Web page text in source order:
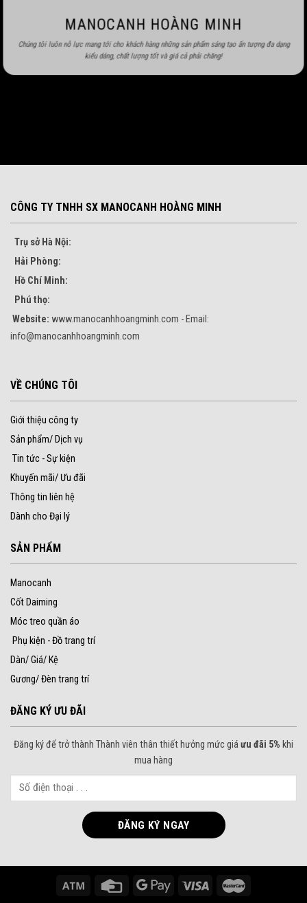
MANOCANH HOÀNG MINH
Chúng tôi luôn nỗ lực mang tới cho khách hàng những sản phẩm sáng tạo ấn tượng đa dạng
kiểu dáng, chất lượng tốt và giá cả phải chăng!
CÔNG TY TNHH SX MANOCANH HOÀNG MINH
Trụ sở Hà Nội:
Hải Phòng:
Hồ Chí Minh:
Phú thọ:
Website: www.manocanhhoangminh.com - Email:
info@manocanhhoangminh.com
VỀ CHÚNG TÔI
Giới thiệu công ty
Sản phẩm/ Dịch vụ
Tin tức - Sự kiện
Khuyến mãi/ Ưu đãi
Thông tin liên hệ
Dành cho Đại lý
SẢN PHẨM
Manocanh
Cốt Daiming
Móc treo quần áo
Phụ kiện - Đồ trang trí
Dàn/ Giá/ Kệ
Gương/ Đèn trang trí
ĐĂNG KÝ ƯU ĐÃI
Đăng ký để trở thành Thành viên thân thiết hưởng mức giáưu đãi 5% khi
mua hàng